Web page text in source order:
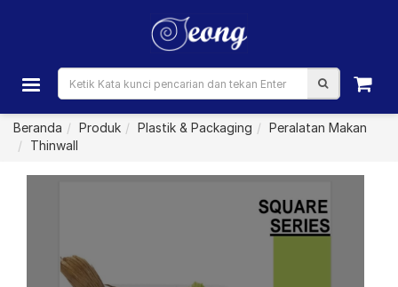
Beranda Produk Plastik & Packaging
Peralatan Makan
Thinwall